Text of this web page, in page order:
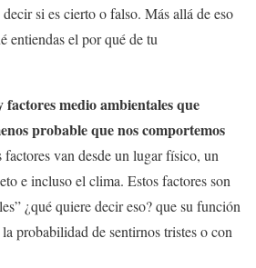
si es cierto o falso. Más allá de eso
entiendas el por qué de tu
factores medio ambientales que
probable que nos comportemos
factores van desde un lugar físico, un
e incluso el clima. Estos factores son
¿qué quiere decir eso? que su función
probabilidad de sentirnos tristes o con